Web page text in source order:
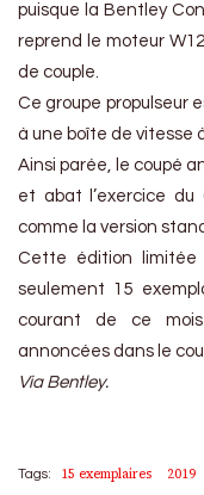
puisque la Bentley
reprend le moteur
de couple.
Ce groupe propulseur
à une boîte de vitesse
Ainsi parée, le coupé
et abat l’exercice
comme la version
Cette édition limitée
seulement 15
courant de ce
annoncées dans le
Via Bentley.
Tags: 15 exemplaires 2019